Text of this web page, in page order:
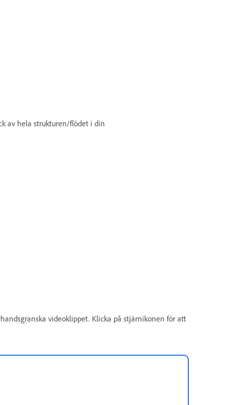
av hela strukturen/flödet i din
videoklippet. Klicka på stjärnikonen för att